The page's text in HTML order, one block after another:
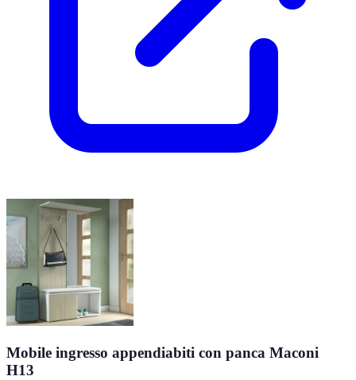
Mobile ingresso appendiabiti con panca Maconi
H13